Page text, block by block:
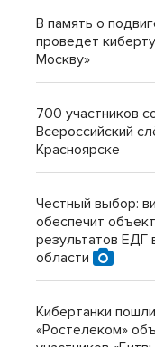
В память о
проведет
Москву»
700 участников
Всероссийский
Красноярске
Честный выбор:
обеспечит
результатов ЕДГ
области
Кибертанки
«Ростелеком»